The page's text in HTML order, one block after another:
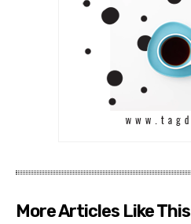
More Articles Like This